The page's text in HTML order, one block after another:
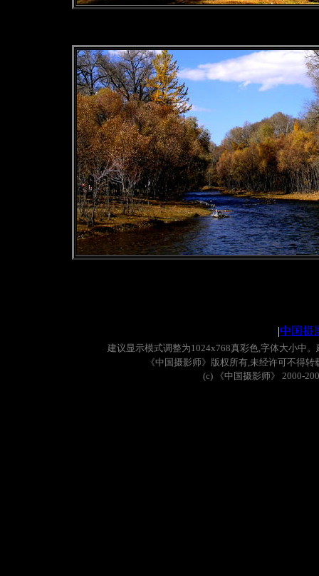
|中国摄
建议显示模式调整为1024x768真彩色,字体大小中。
《中国摄影师》版权所有,未经许可不得转
(c)
《中国摄影师》 2000-200